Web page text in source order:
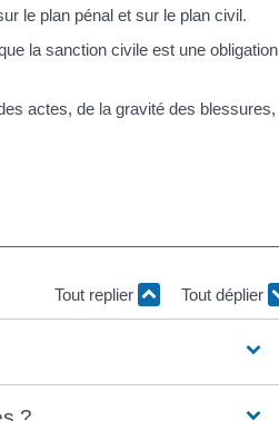
le plan pénal et sur le plan civil.
la sanction civile est une obligation
actes, de la gravité des blessures,
Tout replier Tout déplier